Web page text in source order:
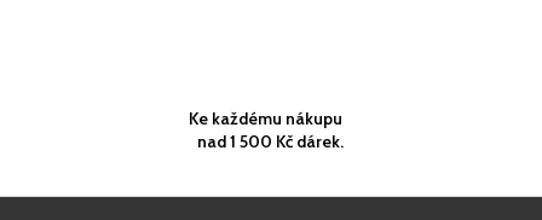
Ke každému nákupu
nad 1 500 Kč dárek.